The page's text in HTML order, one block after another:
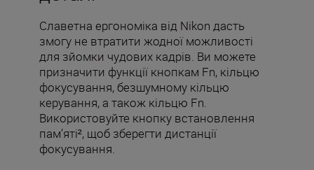
Славетна ергономіка від Nikon дасть
змогу не втратити жодної можливості
для зйомки чудових кадрів. Ви можете
призначити функції кнопкам Fn, кільцю
фокусування, безшумному кільцю
керування, а також кільцю Fn.
Використовуйте кнопку встановлення
пам’яті², щоб зберегти дистанції
фокусування.